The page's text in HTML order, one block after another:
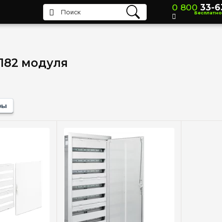
модуля
0 800 33-
Бесплатно